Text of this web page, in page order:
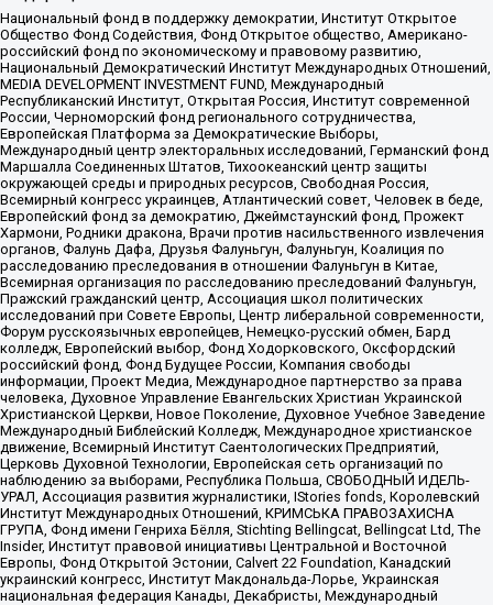
Национальный фонд в поддержку демократии, Институт Открытое
Общество Фонд Содействия, Фонд Открытое общество, Американо-
российский фонд по экономическому и правовому развитию,
Национальный Демократический Институт Международных Отношений,
MEDIA DEVELOPMENT INVESTMENT FUND, Международный
Республиканский Институт, Открытая Россия, Институт современной
России, Черноморский фонд регионального сотрудничества,
Европейская Платформа за Демократические Выборы,
Международный центр электоральных исследований, Германский фонд
Маршалла Соединенных Штатов, Тихоокеанский центр защиты
окружающей среды и природных ресурсов, Свободная Россия,
Всемирный конгресс украинцев, Атлантический совет, Человек в беде,
Европейский фонд за демократию, Джеймстаунский фонд, Прожект
Хармони, Родники дракона, Врачи против насильственного извлечения
органов, Фалунь Дафа, Друзья Фалуньгун, Фалуньгун, Коалиция по
расследованию преследования в отношении Фалуньгун в Китае,
Всемирная организация по расследованию преследований Фалуньгун,
Пражский гражданский центр, Ассоциация школ политических
исследований при Совете Европы, Центр либеральной современности,
Форум русскоязычных европейцев, Немецко-русский обмен, Бард
колледж, Европейский выбор, Фонд Ходорковского, Оксфордский
российский фонд, Фонд Будущее России, Компания свободы
информации, Проект Медиа, Международное партнерство за права
человека, Духовное Управление Евангельских Христиан Украинской
Христианской Церкви, Новое Поколение, Духовное Учебное Заведение
Международный Библейский Колледж, Международное христианское
движение, Всемирный Институт Саентологических Предприятий,
Церковь Духовной Технологии, Европейская сеть организаций по
наблюдению за выборами, Республика Польша, СВОБОДНЫЙ ИДЕЛЬ-
УРАЛ, Ассоциация развития журналистики, IStories fonds, Королевский
Институт Международных Отношений, КРИМСЬКА ПРАВОЗАХИСНА
ГРУПА, Фонд имени Генриха Бёлля, Stichting Bellingcat, Bellingcat Ltd, The
Insider, Институт правовой инициативы Центральной и Восточной
Европы, Фонд Открытой Эстонии, Calvert 22 Foundation, Канадский
украинский конгресс, Институт Макдональда-Лорье, Украинская
национальная федерация Канады, Декабристы, Международный